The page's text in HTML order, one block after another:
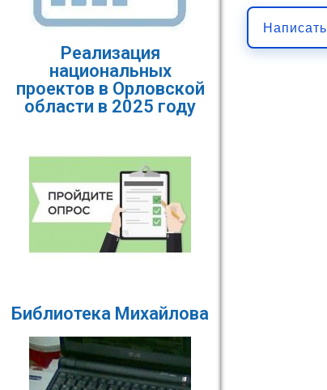
Реализация
национальных
проектов в Орловской
области в 2025 году
Библиотека Михайлова
Написать